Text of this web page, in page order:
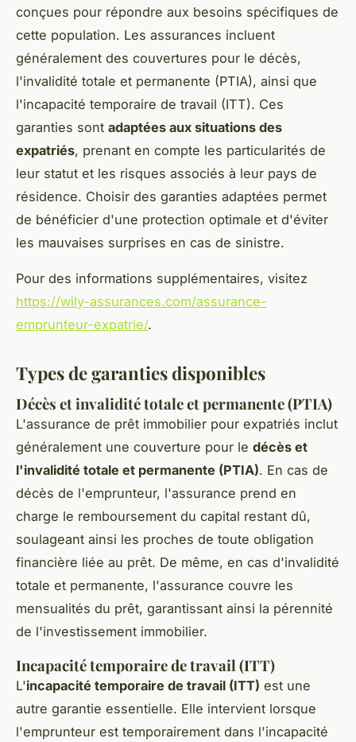
conçues pour répondre aux besoins spécifiques de
cette population. Les assurances incluent
généralement des couvertures pour le décès,
l'invalidité totale et permanente (PTIA), ainsi que
l'incapacité temporaire de travail (ITT). Ces
garanties sont adaptées aux situations des
expatriés, prenant en compte les particularités de
leur statut et les risques associés à leur pays de
résidence. Choisir des garanties adaptées permet
de bénéficier d'une protection optimale et d'éviter
les mauvaises surprises en cas de sinistre.
Pour des informations supplémentaires, visitez
https://wily-assurances.com/assurance-
emprunteur-expatrie/.
Types de garanties disponibles
Décès et invalidité totale et permanente (PTIA)
L'assurance de prêt immobilier pour expatriés inclut
généralement une couverture pour le décès et
l'invalidité totale et permanente (PTIA). En cas de
décès de l'emprunteur, l'assurance prend en
charge le remboursement du capital restant dû,
soulageant ainsi les proches de toute obligation
financière liée au prêt. De même, en cas d'invalidité
totale et permanente, l'assurance couvre les
mensualités du prêt, garantissant ainsi la pérennité
de l'investissement immobilier.
Incapacité temporaire de travail (ITT)
L'incapacité temporaire de travail (ITT) est une
autre garantie essentielle. Elle intervient lorsque
l'emprunteur est temporairement dans l'incapacité